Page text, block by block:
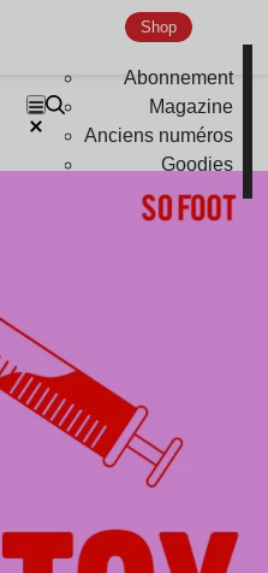
Shop
Abonnement
Magazine
Anciens numéros
Goodies